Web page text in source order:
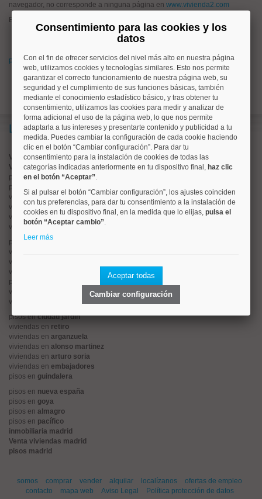
navegador, no corresponde a ninguna página en www.vivienda2.com
Esto puede haber ocurrido porque:
has pinchado un enlace antiguo que hoy no corresponde a ningún
prueba a buscar lo que quieres desde la página de inicio de vivienda2.com
Lo más buscado
Valorar vivienda online
Vender piso
pisos en chamberí
pisos en
viviendas enargüelles
viviendas entetuán
viviendas encuatro caminos
viviendas en chamartín
pisos en rios rosas
viviendas en
viviendas en
viviendas en
pisos en
viviendas en
viviendas en
pisos enciudad jardín
viviendas en retiro
viviendas en arganzuela
viviendas en alonso martinez
viviendas en arturo soria
viviendas en embajadores
pisos en guindalera
pisos en nueva españa
pisos en goya
pisos en almagro
pisos en pacífico
inmobiliaria madrid
Venta viviendas madrid
pisos madrid
somos comprar vender alquilar localízanos
ofertas de empleo
contacto
mapa web Aviso Legal Política protección de datos
Consentimiento para las cookies y los
datos
Con el fin de ofrecer servicios del nivel más alto en nuestra página
web, utilizamos cookies y tecnologías similares. Esto nos permite
garantizar el correcto funcionamiento de nuestra página web, su
seguridad y el cumplimiento de sus funciones básicas, también
mediante el conocimiento estadístico básico, y tras obtener tu
consentimiento, utilizamos las cookies para medir y analizar de
forma adicional el uso de la página web, lo que nos permite
adaptarla a tus intereses y presentarte contenido y publicidad a tu
medida. Puedes cambiar la configuración de cada cookie haciendo
clic en el botón “Cambiar configuración”. Para dar tu
consentimiento para la instalación de cookies de todas las
categorías indicadas anteriormente en tu dispositivo final, haz clic
en el botón “Aceptar”.
Si al pulsar el botón “Cambiar configuración”, los ajustes coinciden
con tus preferencias, para dar tu consentimiento a la instalación de
cookies en tu dispositivo final, en la medida que lo elijas, pulsa el
botón “Aceptar cambio”.
Leer más
Aceptar todas
Cambiar configuración